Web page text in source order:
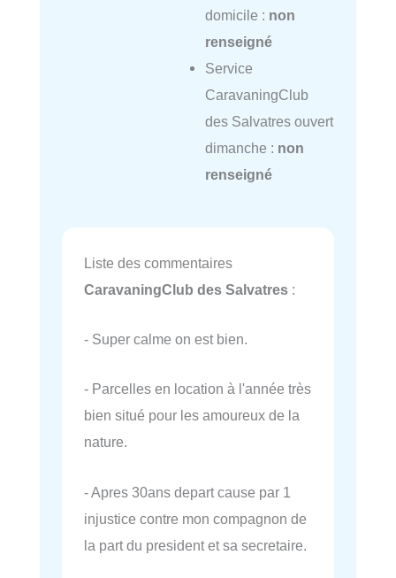
domicile : non
renseigné
Service
CaravaningClub
des Salvatres ouvert
dimanche : non
renseigné
Liste des commentaires
CaravaningClub des Salvatres :
- Super calme on est bien.
- Parcelles en location à l'année très
bien situé pour les amoureux de la
nature.
- Apres 30ans depart cause par 1
injustice contre mon compagnon de
la part du president et sa secretaire.